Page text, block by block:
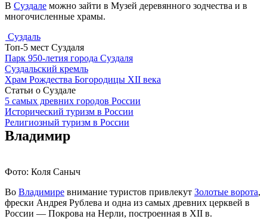
В Суздале можно зайти в Музей деревянного зодчества и в
многочисленные храмы.
Суздаль
Топ-5 мест Суздаля
Парк 950-летия города Суздаля
Суздальский кремль
Храм Рождества Богородицы XII века
Статьи о Суздале
5 самых древних городов России
Исторический туризм в России
Религиозный туризм в России
Владимир
Фото: Коля Саныч
Во Владимире внимание туристов привлекут Золотые ворота,
фрески Андрея Рублева и одна из самых древних церквей в
России — Покрова на Нерли, построенная в XII в.